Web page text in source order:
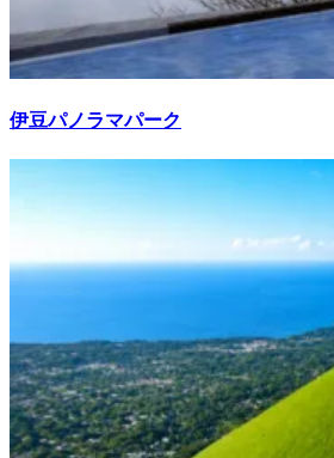
伊豆パノラマパーク